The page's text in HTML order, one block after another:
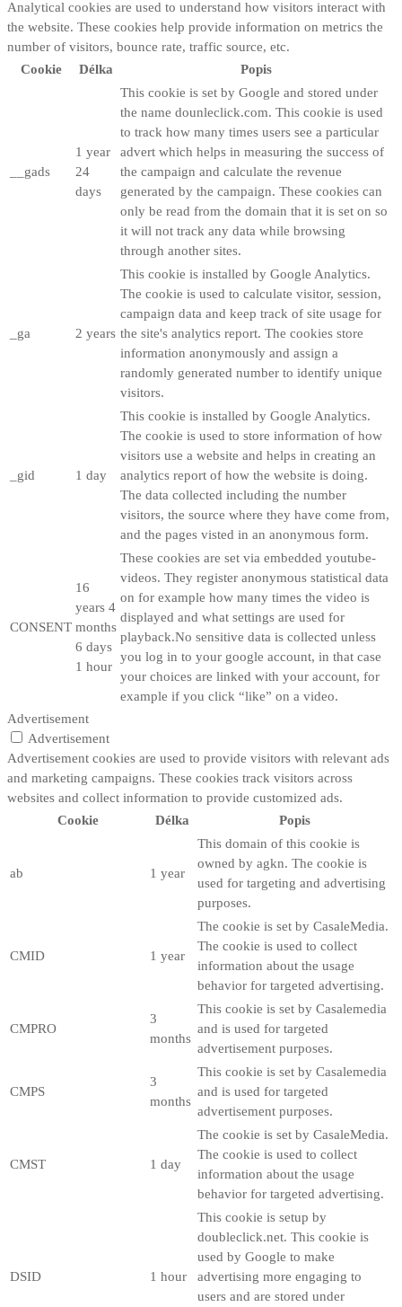
Analytical cookies are used to understand how visitors interact with
the website. These cookies help provide information on metrics the
number of visitors, bounce rate, traffic source, etc.
Cookie
Délka Popis
__gads
1 year
24
days
This cookie is set by Google and stored under
the name dounleclick.com. This cookie is used
to track how many times users see a particular
advert which helps in measuring the success of
the campaign and calculate the revenue
generated by the campaign. These cookies can
only be read from the domain that it is set on so
it will not track any data while browsing
through another sites.
_ga 2 years
This cookie is installed by Google Analytics.
The cookie is used to calculate visitor, session,
campaign data and keep track of site usage for
the site's analytics report. The cookies store
information anonymously and assign a
randomly generated number to identify unique
visitors.
_gid 1 day
This cookie is installed by Google Analytics.
The cookie is used to store information of how
visitors use a website and helps in creating an
analytics report of how the website is doing.
The data collected including the number
visitors, the source where they have come from,
and the pages visted in an anonymous form.
CONSENT
16
years 4
months
6 days
1 hour
These cookies are set via embedded youtube-
videos. They register anonymous statistical data
on for example how many times the video is
displayed and what settings are used for
playback.No sensitive data is collected unless
you log in to your google account, in that case
your choices are linked with your account, for
example if you click “like” on a video.
Advertisement
Advertisement
Advertisement cookies are used to provide visitors with relevant ads
and marketing campaigns. These cookies track visitors across
websites and collect information to provide customized ads.
Cookie
Délka Popis
ab 1 year
This domain of this cookie is
owned by agkn. The cookie is
used for targeting and advertising
purposes.
CMID 1 year
The cookie is set by CasaleMedia.
The cookie is used to collect
information about the usage
behavior for targeted advertising.
CMPRO
3
months
This cookie is set by Casalemedia
and is used for targeted
advertisement purposes.
CMPS
3
months
This cookie is set by Casalemedia
and is used for targeted
advertisement purposes.
CMST 1 day
The cookie is set by CasaleMedia.
The cookie is used to collect
information about the usage
behavior for targeted advertising.
DSID 1 hour
This cookie is setup by
doubleclick.net. This cookie is
used by Google to make
advertising more engaging to
users and are stored under